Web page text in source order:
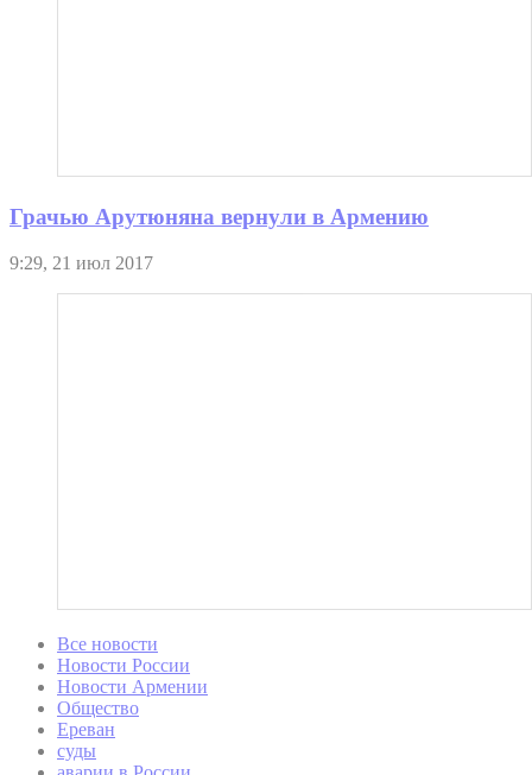
Грачью Арутюняна вернули в Армению
9:29, 21 июл 2017
Все новости
Новости России
Новости Армении
Общество
Ереван
суды